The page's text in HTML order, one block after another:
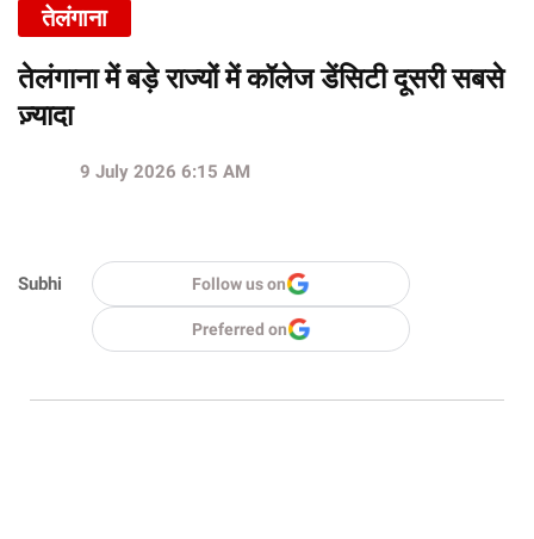
तेलंगाना
तेलंगाना में बड़े राज्यों में कॉलेज डेंसिटी दूसरी सबसे
ज़्यादा
Subhi
9 July 2026 6:15 AM
Follow us on
Preferred on